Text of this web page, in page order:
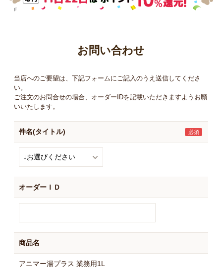
美容・ケア用品 服・おさんぽ用品
お問い合わせ
当店へのご要望は、下記フォームにご記入のうえ送信してくださ
い。
ご注文のお問合せの場合、オーダーIDを記載いただきますようお願
いいたします。
件名(タイトル)
オーダーＩＤ
商品名
アニマー湯プラス 業務用1L